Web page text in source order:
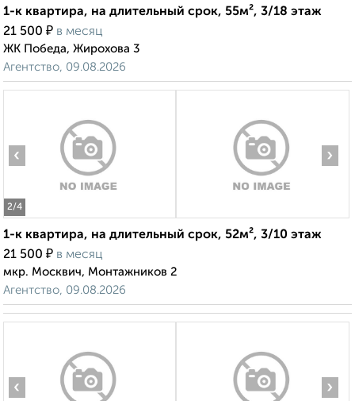
1-к квартира, на длительный срок, 55м², 3/18 этаж
21 500 ₽ в месяц
ЖК Победа, Жирохова 3
Агентство, 09.08.2026
2/4
‹ ›
1-к квартира, на длительный срок, 52м², 3/10 этаж
21 500 ₽ в месяц
мкр. Москвич, Монтажников 2
Агентство, 09.08.2026
‹ ›